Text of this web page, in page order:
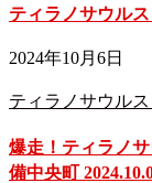
ティラノサウル
2024年10月6日
ティラノサウル
爆走！ティラノ
備中央町